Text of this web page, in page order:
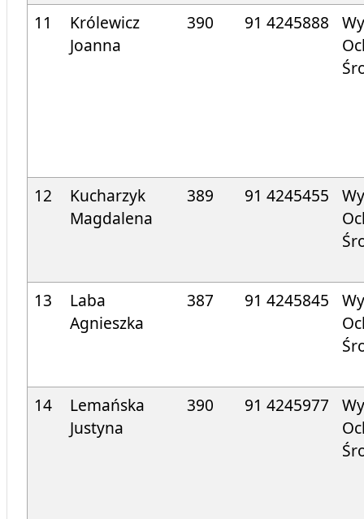
11
Królewicz
Joanna
390 91 4245888
12
Kucharzyk
Magdalena
389 91 4245455
13
Laba
Agnieszka
387 91 4245845
14
Lemańska
Justyna
390 91 4245977